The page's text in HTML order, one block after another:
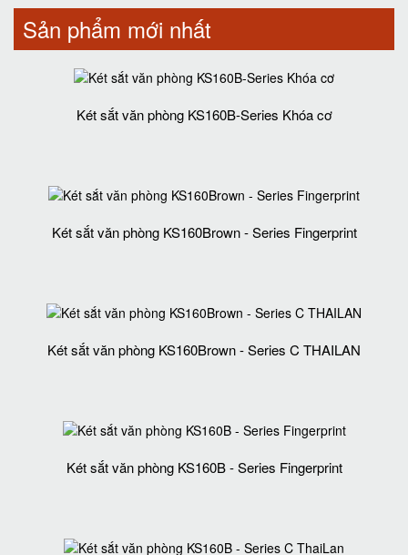
Sản phẩm mới nhất
Két sắt văn phòng KS160B-Series Khóa cơ
Két sắt văn phòng KS160Brown - Series Fingerprint
Két sắt văn phòng KS160Brown - Series C THAILAN
Két sắt văn phòng KS160B - Series Fingerprint